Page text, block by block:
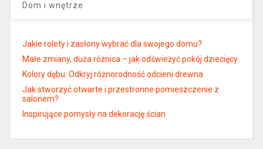
Dom i wnętrze
Jakie rolety i zasłony wybrać dla swojego domu?
Małe zmiany, duża różnica – jak odświeżyć pokój dziecięcy
Kolory dębu: Odkryj różnorodność odcieni drewna
Jak stworzyć otwarte i przestronne pomieszczenie z
salonem?
Inspirujące pomysły na dekorację ścian